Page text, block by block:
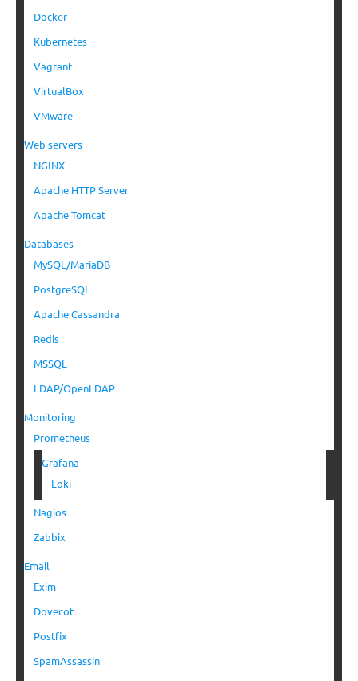
Docker
Kubernetes
Vagrant
VirtualBox
VMware
Web servers
NGINX
Apache HTTP Server
Apache Tomcat
Databases
MySQL/MariaDB
PostgreSQL
Apache Cassandra
Redis
MSSQL
LDAP/OpenLDAP
Monitoring
Prometheus
Grafana
Loki
Nagios
Zabbix
Email
Exim
Dovecot
Postfix
SpamAssassin